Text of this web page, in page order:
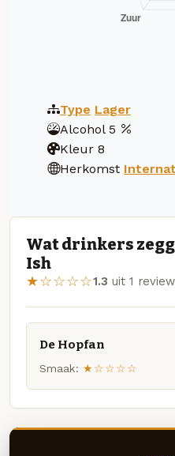
Type Lager
Alcohol 5
Kleur 8
Herkomst
Wat drinkers
Ish
★☆☆☆☆1.3 uit 1 review
De Hopfan
Smaak: ★☆☆☆☆